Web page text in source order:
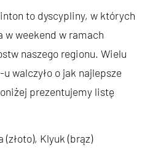
to dyscypliny, w których
w weekend w ramach
naszego regionu. Wielu
walczyło o jak najlepsze
prezentujemy listę
(złoto), Klyuk (brąz)